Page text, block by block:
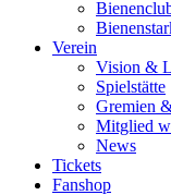
Verein
Vision &
Spielstätte
Gremien
Mitglied
News
Tickets
Fanshop